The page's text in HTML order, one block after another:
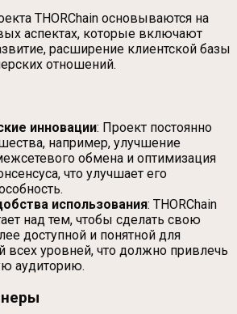
THORChain основываются на
аспектах, которые включают
расширение клиентской базы
отношений.
инновации: Проект постоянно
например, улучшение
обмена и оптимизация
что улучшает его
использования: THORChain
над тем, чтобы сделать свою
доступной и понятной для
всех уровней, что должно привлечь
аудиторию.